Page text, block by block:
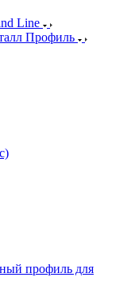
Line
Профиль
профиль для